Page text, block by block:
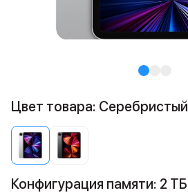
Цвет товара: Cеребристый
Конфигурация памяти: 2 ТБ